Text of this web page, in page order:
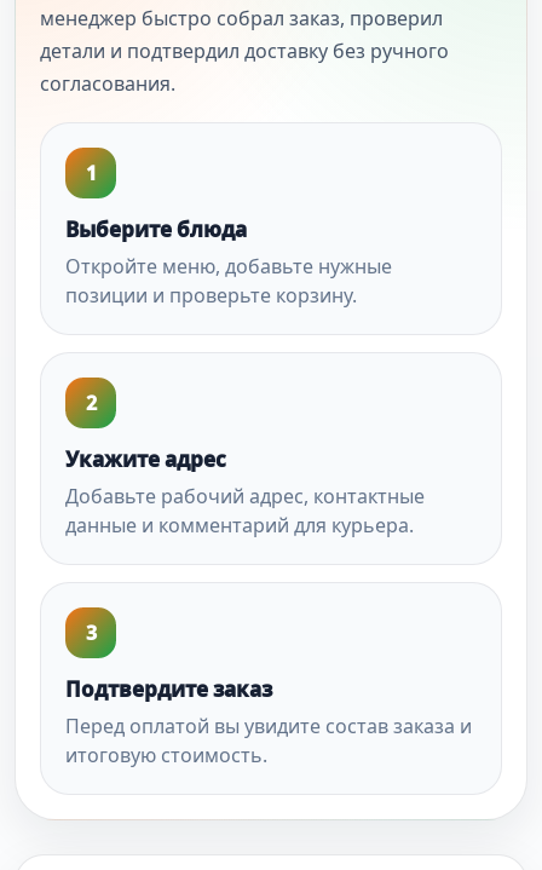
менеджер быстро собрал заказ, проверил
детали и подтвердил доставку без ручного
согласования.
1
Выберите блюда
Откройте меню, добавьте нужные
позиции и проверьте корзину.
2
Укажите адрес
Добавьте рабочий адрес, контактные
данные и комментарий для курьера.
3
Подтвердите заказ
Перед оплатой вы увидите состав заказа и
итоговую стоимость.